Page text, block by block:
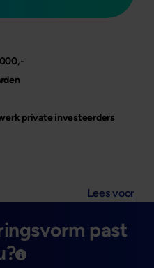
private investeerders
Lees voor
past